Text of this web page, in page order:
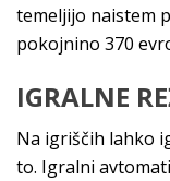
temeljijo naistem
pokojnino 370
IGRALNE
Na igriščih lahko
to. Igralni